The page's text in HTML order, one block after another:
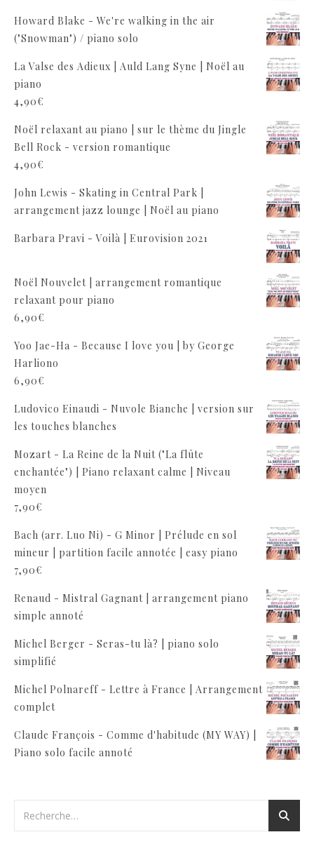
Howard Blake - We're walking in the air
("Snowman") / piano solo
La Valse des Adieux | Auld Lang Syne | Noël au
piano
4,90€
Noël relaxant au piano | sur le thème du Jingle
Bell Rock - version romantique
4,90€
John Lewis - Skating in Central Park |
arrangement jazz lounge | Noël au piano
Barbara Pravi - Voilà | Eurovision 2021
Noël Nouvelet | arrangement romantique
relaxant pour piano
6,90€
Yoo Jae-Ha - Because I love you | by George
Harliono
6,90€
Ludovico Einaudi - Nuvole Bianche | version sur
les touches blanches
Mozart - La Reine de la Nuit ("La flûte
enchantée") | Piano relaxant calme | Niveau
moyen
7,90€
Bach (arr. Luo Ni) - G Minor | Prélude en sol
mineur | partition facile annotée | easy piano
7,90€
Renaud - Mistral Gagnant | arrangement piano
simple annoté
Michel Berger - Seras-tu là? | piano solo
simplifié
Michel Polnareff - Lettre à France | Arrangement
complet
Claude François - Comme d'habitude (MY WAY) |
Piano solo facile annoté